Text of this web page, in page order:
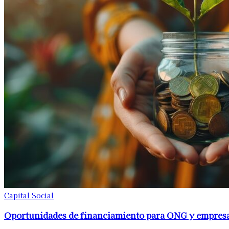
Capital Social
Oportunidades de financiamiento para ONG y